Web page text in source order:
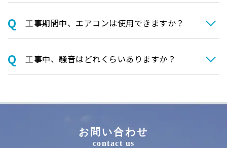
⼯事期間中、エアコンは使⽤できますか？
⼯事中、騒⾳はどれくらいありますか？
お問い合わせ
contact us